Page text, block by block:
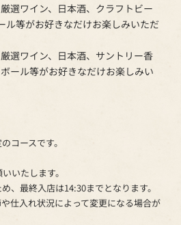
選ワイン、日本酒、クラフトビー
ル等がお好きなだけお楽しみいただ
選ワイン、日本酒、サントリー香
ール等がお好きなだけお楽しみい
コースです。
いたします。
、最終入店は14:30までとなります。
仕入れ状況によって変更になる場合が